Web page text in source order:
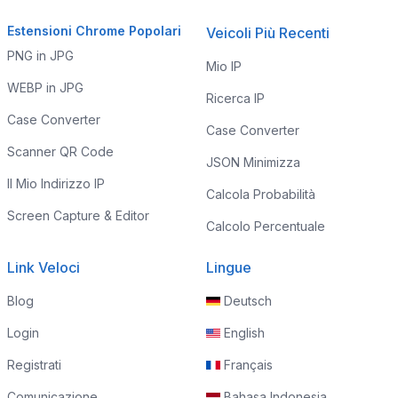
Estensioni Chrome Popolari
PNG in JPG
WEBP in JPG
Case Converter
Scanner QR Code
Il Mio Indirizzo IP
Screen Capture & Editor
Veicoli Più Recenti
Mio IP
Ricerca IP
Case Converter
JSON Minimizza
Calcola Probabilità
Calcolo Percentuale
Link Veloci
Blog
Login
Registrati
Lingue
Deutsch
English
Français